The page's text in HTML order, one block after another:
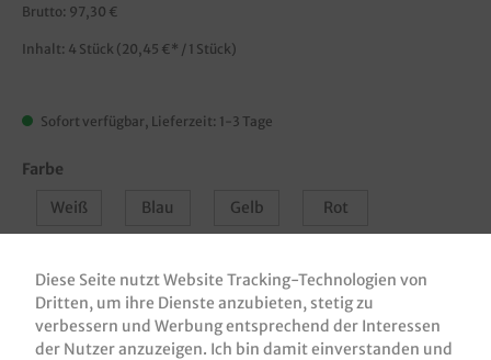
Brutto: 97,30 €
Inhalt: 4 Stück (20,45 €* / 1 Stück)
Sofort verfügbar, Lieferzeit: 1-3 Tage
Farbe
Weiß
Blau Gelb Rot
In den Warenkorb
Diese Seite nutzt Website Tracking-Technologien von
Dritten, um ihre Dienste anzubieten, stetig zu
verbessern und Werbung entsprechend der Interessen
der Nutzer anzuzeigen. Ich bin damit einverstanden und